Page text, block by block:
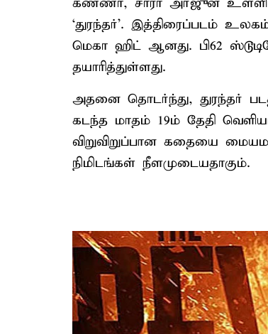
‘துரந்தர்’. இத்திரைப்படம்
மெகா ஹிட் ஆனது. பி62
தயாரித்துள்ளது.
அதனை தொடர்ந்து, துரந்தர்
கடந்த மாதம் 19ம் தேதி
விறுவிறுப்பான கதையை
நிமிடங்கள் நீளமுடையதாகும்.